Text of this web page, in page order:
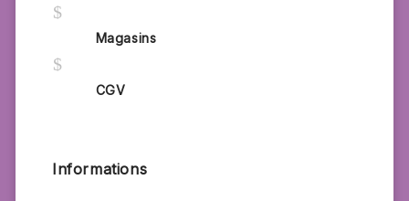
$
Magasins
$
CGV
Informations